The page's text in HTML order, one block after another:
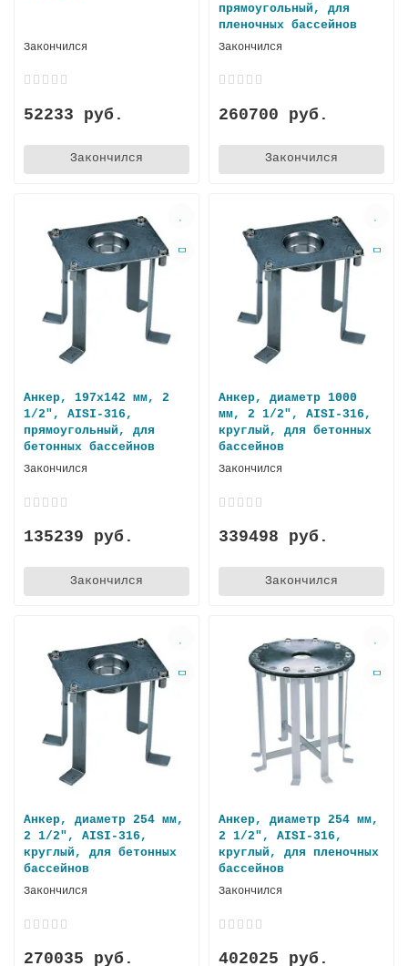
Закончился
52233 руб.
Закончился
прямоугольный, для
пленочных бассейнов
Закончился
260700 руб.
Закончился
Анкер, 197х142 мм, 2
1/2", AISI-316,
прямоугольный, для
бетонных бассейнов
Закончился
135239 руб.
Закончился
Анкер, диаметр 1000
мм, 2 1/2", AISI-316,
круглый, для бетонных
бассейнов
Закончился
339498 руб.
Закончился
Анкер, диаметр 254 мм,
2 1/2", AISI-316,
круглый, для бетонных
бассейнов
Закончился
270035 руб.
Анкер, диаметр 254 мм,
2 1/2", AISI-316,
круглый, для пленочных
бассейнов
Закончился
402025 руб.